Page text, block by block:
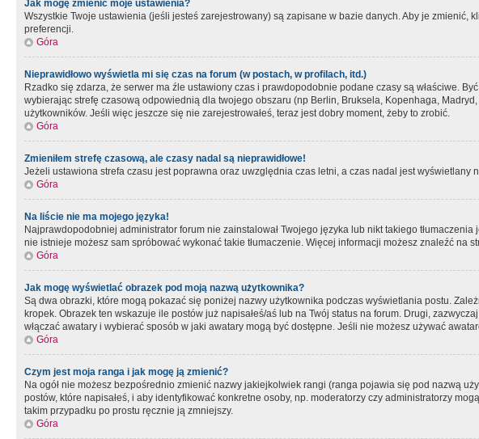
Jak mogę zmienić moje ustawienia?
Wszystkie Twoje ustawienia (jeśli jesteś zarejestrowany) są zapisane w bazie danych. Aby je zmienić,
preferencji.
Góra
Nieprawidłowo wyświetla mi się czas na forum (w postach, w profilach, itd.)
Rzadko się zdarza, że serwer ma źle ustawiony czas i prawdopodobnie podane czasy są właściwe.
wybierając strefę czasową odpowiednią dla twojego obszaru (np Berlin, Bruksela, Kopenhaga,
użytkowników. Jeśli więc jeszcze się nie zarejestrowałeś, teraz jest dobry moment, żeby to zrobić.
Góra
Zmieniłem strefę czasową, ale czasy nadal są nieprawidłowe!
Jeżeli ustawiona strefa czasu jest poprawna oraz uwzględnia czas letni, a czas nadal jest
Góra
Na liście nie ma mojego języka!
Najprawdopodobniej administrator forum nie zainstalował Twojego języka lub nikt takiego
nie istnieje możesz sam spróbować wykonać takie tłumaczenie. Więcej informacji możesz znaleźć na
Góra
Jak mogę wyświetlać obrazek pod moją nazwą użytkownika?
Są dwa obrazki, które mogą pokazać się poniżej nazwy użytkownika podczas wyświetlania postu.
kropek. Obrazek ten wskazuje ile postów już napisałeś/aś lub na Twój status na forum. Drugi,
włączać awatary i wybierać sposób w jaki awatary mogą być dostępne. Jeśli nie możesz używać
Góra
Czym jest moja ranga i jak mogę ją zmienić?
Na ogół nie możesz bezpośrednio zmienić nazwy jakiejkolwiek rangi (ranga pojawia się pod nazwą
postów, które napisałeś, i aby identyfikować konkretne osoby, np. moderatorzy czy administratorzy
takim przypadku po prostu ręcznie ją zmniejszy.
Góra